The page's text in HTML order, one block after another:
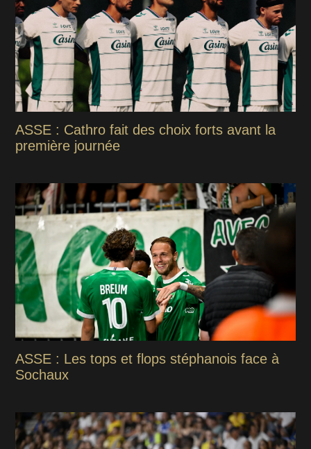
ASSE : Cathro fait des choix forts avant la
première journée
ASSE : Les tops et flops stéphanois face à
Sochaux